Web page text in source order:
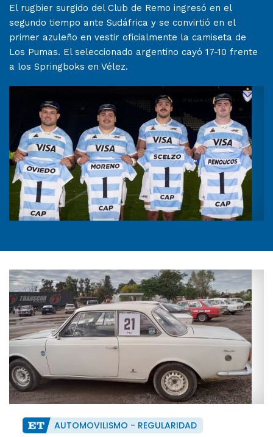
El rugbier surgido del Club de Remo ingresó en el
segundo tiempo ante Sudáfrica y se convirtió en el
primer azuleño en vestir oficialmente la camiseta de
Los Pumas. El seleccionado argentino cayó 17-10 frente
a los Springboks en Vélez.
AUTOMOVILISMO - REGULARIDAD